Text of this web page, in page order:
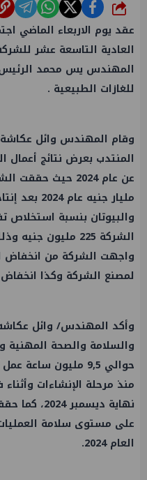
شارك
عقد يوم الاربعاء الماضي
العادية التاسعة عشر
المهندس يس محمد الرئيس
للغازات الطبيعية .
وقام المهندس وائل
المنتدب بعرض نتائج أعمال
الشركة 225 مليون
واجهت الشركة من انخفاض
لمصنع الشركة وكذا انخفاض
وأكد المهندس/ وائل
والسلامة والصحة المهنية
حوالي 9,5 مليون ساعة
عمل
منذ مرحلة الإنشاءات
نهاية
على مستوى سلامة
العام 2024.